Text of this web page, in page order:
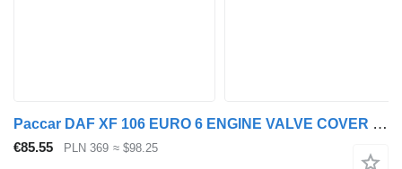
Paccar DAF XF 106 EURO 6 ENGINE VALVE COVER LARGE SELECTION 1885471 for truck tractor
€85.55 PLN 369 ≈ $98.25